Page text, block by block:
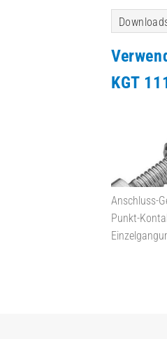
KGT
Anschluss-
Punkt-